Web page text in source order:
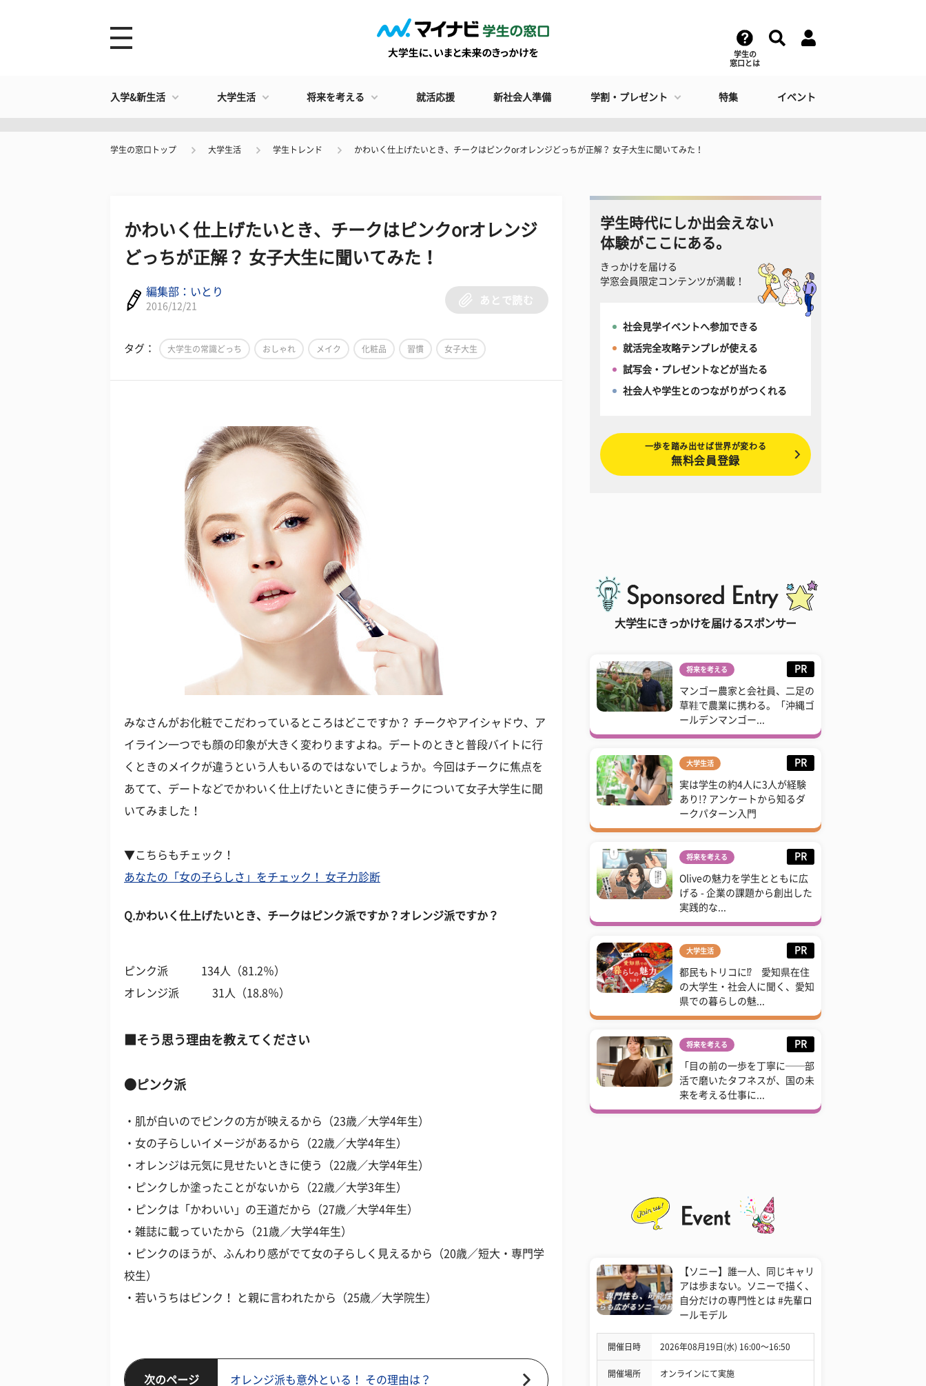
学生の
窓口とは
入学&新生活 大学生活 将来を考える 就活応援 新社会人準備 学割・プレゼント 特集 イベント
学生の窓口トップ 大学生活 学生トレンド かわいく仕上げたいとき、チークはピンクorオレンジどっちが正解？ 女子大生に聞いてみた！
かわいく仕上げたいとき、チークはピンクorオレンジ
どっちが正解？ 女子大生に聞いてみた！
編集部：いとり
2016/12/21
あとで読む
タグ： 大学生の常識どっち おしゃれ メイク 化粧品 習慣 女子大生
みなさんがお化粧でこだわっているところはどこですか？ チークやアイシャドウ、ア
イライン一つでも顔の印象が大きく変わりますよね。デートのときと普段バイトに行
くときのメイクが違うという人もいるのではないでしょうか。今回はチークに焦点を
あてて、デートなどでかわいく仕上げたいときに使うチークについて女子大学生に聞
いてみました！
▼こちらもチェック！
あなたの「女の子らしさ」をチェック！ 女子力診断
Q.かわいく仕上げたいとき、チークはピンク派ですか？オレンジ派ですか？
ピンク派 134人（81.2％）
オレンジ派 31人（18.8％）
■そう思う理由を教えてください
●ピンク派
・肌が白いのでピンクの方が映えるから（23歳／大学4年生）
・女の子らしいイメージがあるから（22歳／大学4年生）
・オレンジは元気に見せたいときに使う（22歳／大学4年生）
・ピンクしか塗ったことがないから（22歳／大学3年生）
・ピンクは「かわいい」の王道だから（27歳／大学4年生）
・雑誌に載っていたから（21歳／大学4年生）
・ピンクのほうが、ふんわり感がでて女の子らしく見えるから（20歳／短大・専門学
校生）
・若いうちはピンク！ と親に言われたから（25歳／大学院生）
次のページ オレンジ派も意外といる！ その理由は？
学生時代にしか出会えない
体験がここにある。
きっかけを届ける
学窓会員限定コンテンツが満載！
社会見学イベントへ参加できる
就活完全攻略テンプレが使える
試写会・プレゼントなどが当たる
社会人や学生とのつながりがつくれる
一歩を踏み出せば世界が変わる
無料会員登録
大学生にきっかけを届けるスポンサー
将来を考える PR
マンゴー農家と会社員、二足の
草鞋で農業に携わる。「沖縄ゴ
ールデンマンゴー...
大学生活 PR
実は学生の約4人に3人が経験
あり!? アンケートから知るダ
ークパターン入門
将来を考える PR
Oliveの魅力を学生とともに広
げる - 企業の課題から創出した
実践的な...
大学生活 PR
都民もトリコに⁉ 愛知県在住
の大学生・社会人に聞く、愛知
県での暮らしの魅...
将来を考える PR
「目の前の一歩を丁寧に──部
活で磨いたタフネスが、国の未
来を考える仕事に...
【ソニー】誰一人、同じキャリ
アは歩まない。ソニーで描く、
自分だけの専門性とは #先輩ロ
ールモデル
開催日時 2026年08月19日(水) 16:00〜16:50
開催場所 オンラインにて実施